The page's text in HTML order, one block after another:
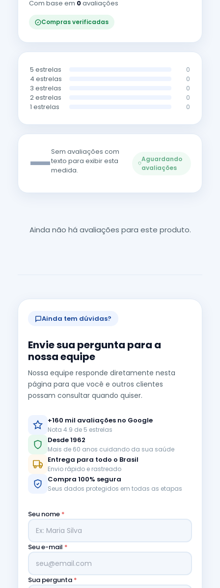
Com base em 0avaliações
Compras verificadas
5 estrelas 0
4 estrelas 0
3 estrelas 0
2 estrelas 0
1 estrelas 0
—Sem avaliações com
texto para exibir esta
medida.
Aguardando
avaliações
Ainda não há avaliações para este produto.
Ainda tem dúvidas?
Envie sua pergunta para a
nossa equipe
Nossa equipe responde diretamente nesta
página para que você e outros clientes
possam consultar quando quiser.
+160 mil avaliações no Google
Nota 4.9 de 5 estrelas
Desde 1962
Mais de 60 anos cuidando da sua saúde
Entrega para todo o Brasil
Envio rápido e rastreado
Compra 100% segura
Seus dados protegidos em todas as etapas
Seu nome *
Seu e-mail *
Sua pergunta *